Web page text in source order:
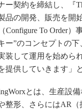
ー契約を締結し、『
品の開発、販売を開
Configure To Order）
ー”のコンセプトの下
装して運用を始めら
提供していきます」
とは、生産設
整形、さらにはAR（